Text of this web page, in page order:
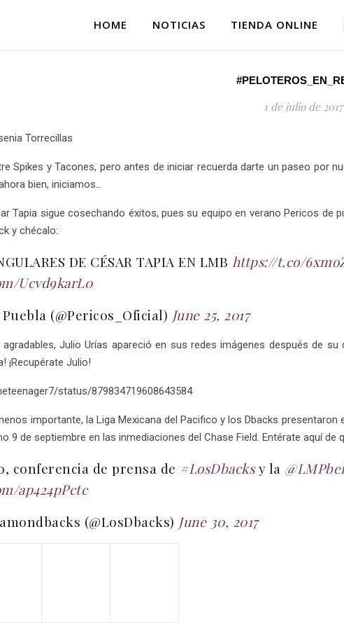
HOME NOTICIAS TIENDA ONLINE
1 de julio de 2017
Torrecillas
Spikes y Tacones, pero antes de iniciar recuerda darte un paseo por
bien, iniciamos…
Tapia sigue cosechando éxitos, pues su equipo en verano Pericos
y chécalo:
DE CÉSAR TAPIA EN LMB https://t.co/
Ucvd9karL0
(@Pericos_Oficial) June 25, 2017
Julio Urías apareció en sus redes imágenes después de
¡Recupérate Julio!
status/879834719608643584
importante, la Liga Mexicana del Pacifico y los Dbacks
9 de septiembre en las inmediaciones del Chase Field. Entérate aquí de
conferencia de prensa de #LosDbacksy la
ap424pPctc
(@LosDbacks) June 30, 2017